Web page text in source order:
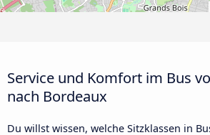
Service und Komfort im Bus
nach Bordeaux
Du willst wissen, welche Sitzklassen in